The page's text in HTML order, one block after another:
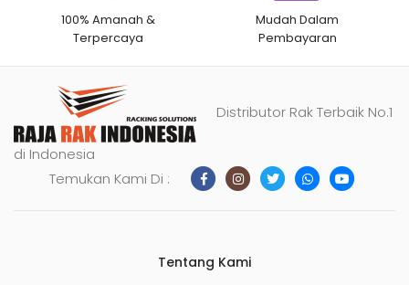
100% Amanah &
Terpercaya
Mudah Dalam
Pembayaran
Distributor Rak Terbaik No.1
di Indonesia
Temukan Kami Di :
Tentang Kami